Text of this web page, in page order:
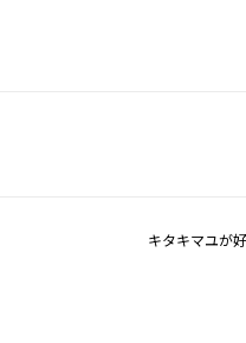
キタキマユが